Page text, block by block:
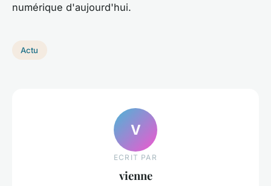
numérique d'aujourd'hui.
Actu
V
ECRIT PAR
vienne